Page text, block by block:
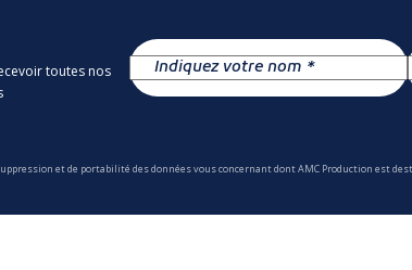
toutes nos
et de portabilité des données vous concernant dont AMC Production